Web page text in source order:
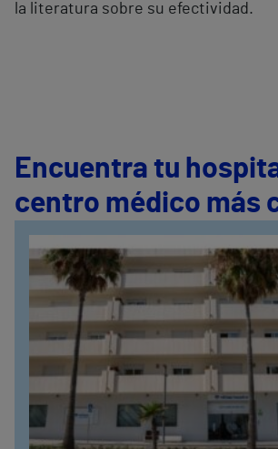
la literatura sobre su efectividad.
Encuentra tu
centro médico más